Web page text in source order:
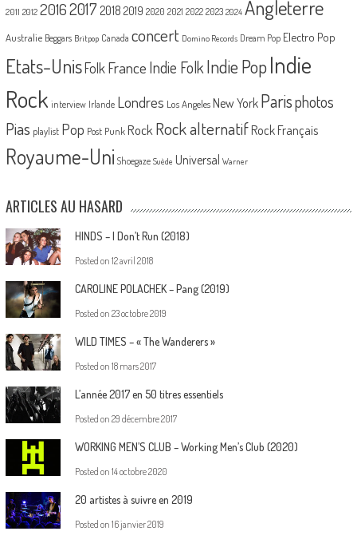
2011 2012 20162017 2018 2019 2020 2021 2022 2023 2024 Angleterre
Australie Beggars Britpop Canada concert Domino Records Dream Pop Electro Pop
Etats-UnisFolk France Indie Folk Indie PopIndie
Rock interview Irlande Londres Los Angeles New York Parisphotos
Pias playlist Pop Post Punk Rock Rock alternatif Rock Français
Royaume-Uni Shoegaze Suède Universal Warner
ARTICLES AU HASARD
HINDS – I Don’t Run (2018)
Posted on 12 avril 2018
CAROLINE POLACHEK – Pang (2019)
Posted on 23 octobre 2019
WILD TIMES – « The Wanderers »
Posted on 18 mars 2017
L’année 2017 en 50 titres essentiels
Posted on 29 décembre 2017
WORKING MEN’S CLUB – Working Men’s Club (2020)
Posted on 14 octobre 2020
20 artistes à suivre en 2019
Posted on 16 janvier 2019